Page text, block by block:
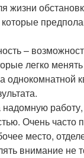
жизни
–
легко
однокомнатной
Очень часто
место,
внимание